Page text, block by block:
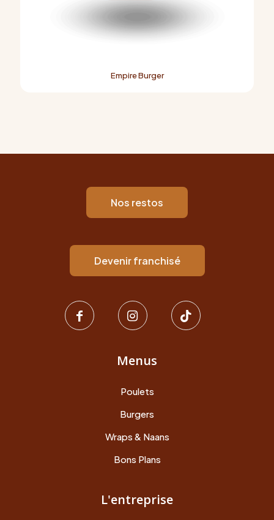
Empire Burger
Nos restos
Devenir franchisé
Menus
Poulets
Burgers
Wraps & Naans
Bons Plans
L'entreprise